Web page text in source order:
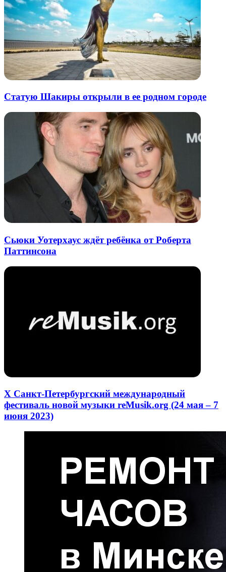
Статую Шакиры открыли в ее родном городе
Сьюки Уотерхаус ждёт ребёнка от Роберта
Паттинсона
X Санкт-Петербургский международный
фестиваль новой музыки reMusik.org (24 мая – 7
июня 2023)